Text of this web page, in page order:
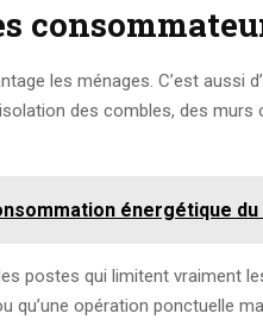
les ménages. C’est aussi
des combles, des
énergétique du
postes qui limitent vraiment
qu’une opération ponctuelle